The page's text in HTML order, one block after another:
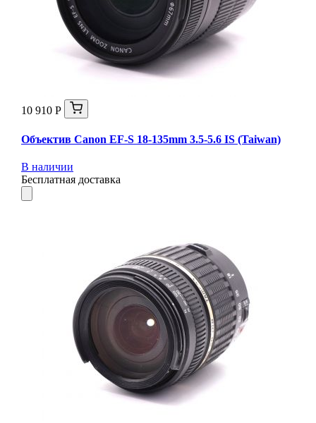
10 910 Р
Объектив Canon EF-S 18-135mm 3.5-5.6 IS (Taiwan)
В наличии
Бесплатная доставка